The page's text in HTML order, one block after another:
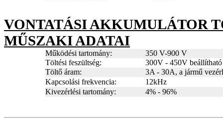
VONTATÁSI AKKUMULÁTOR
MŰSZAKI ADATAI
Működési tartomány:
350 V-900 V
Töltési feszültség:
300V - 450V beállítható
Töltő áram:
3A - 30A, a jármű
Kapcsolási frekvencia:
12kHz
Kivezérlési tartomány:
4% - 96%